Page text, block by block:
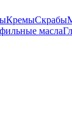
КремыСкрабы
масла